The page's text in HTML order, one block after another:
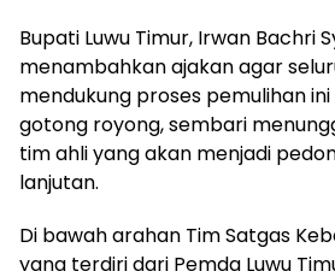
Bupati Luwu Timur, Irwan Bachri
menambahkan ajakan agar
mendukung proses pemulihan
gotong royong, sembari
tim ahli yang akan menjadi
lanjutan.
Di bawah arahan Tim Satgas
yang terdiri dari Pemda Luwu